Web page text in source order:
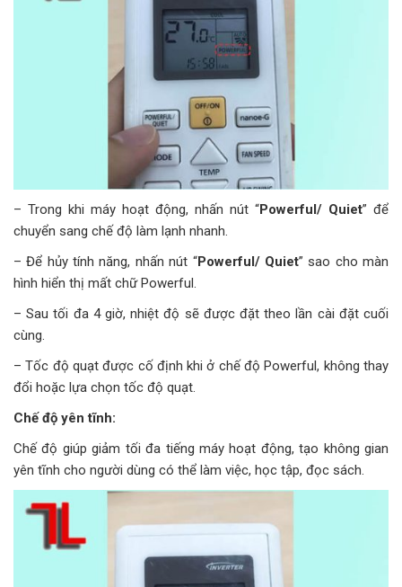
– Trong khi máy hoạt động, nhấn nút “Powerful/ Quiet” để
chuyển sang chế độ làm lạnh nhanh.
– Để hủy tính năng, nhấn nút “Powerful/ Quiet” sao cho màn
hình hiển thị mất chữ Powerful.
– Sau tối đa 4 giờ, nhiệt độ sẽ được đặt theo lần cài đặt cuối
cùng.
– Tốc độ quạt được cố định khi ở chế độ Powerful, không thay
đổi hoặc lựa chọn tốc độ quạt.
Chế độ yên tĩnh:
Chế độ giúp giảm tối đa tiếng máy hoạt động, tạo không gian
yên tĩnh cho người dùng có thể làm việc, học tập, đọc sách.